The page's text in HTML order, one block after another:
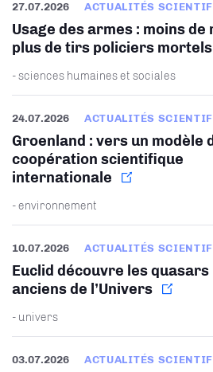
27.07.2026 ACTUALITÉS
Usage des armes : moins de
plus de tirs policiers
- sciences humaines et sociales
24.07.2026 ACTUALITÉS
Groenland : vers un modèle
coopération scientifique
internationale
- environnement
10.07.2026 ACTUALITÉS
Euclid découvre les quasars
anciens de l’Univers
- univers
03.07.2026 ACTUALITÉS